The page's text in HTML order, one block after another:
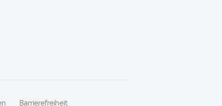
Barrierefreiheit